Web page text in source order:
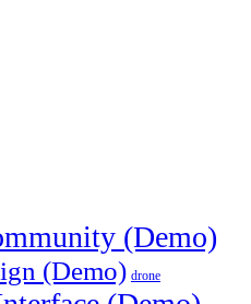
(Demo)
(Demo) drone